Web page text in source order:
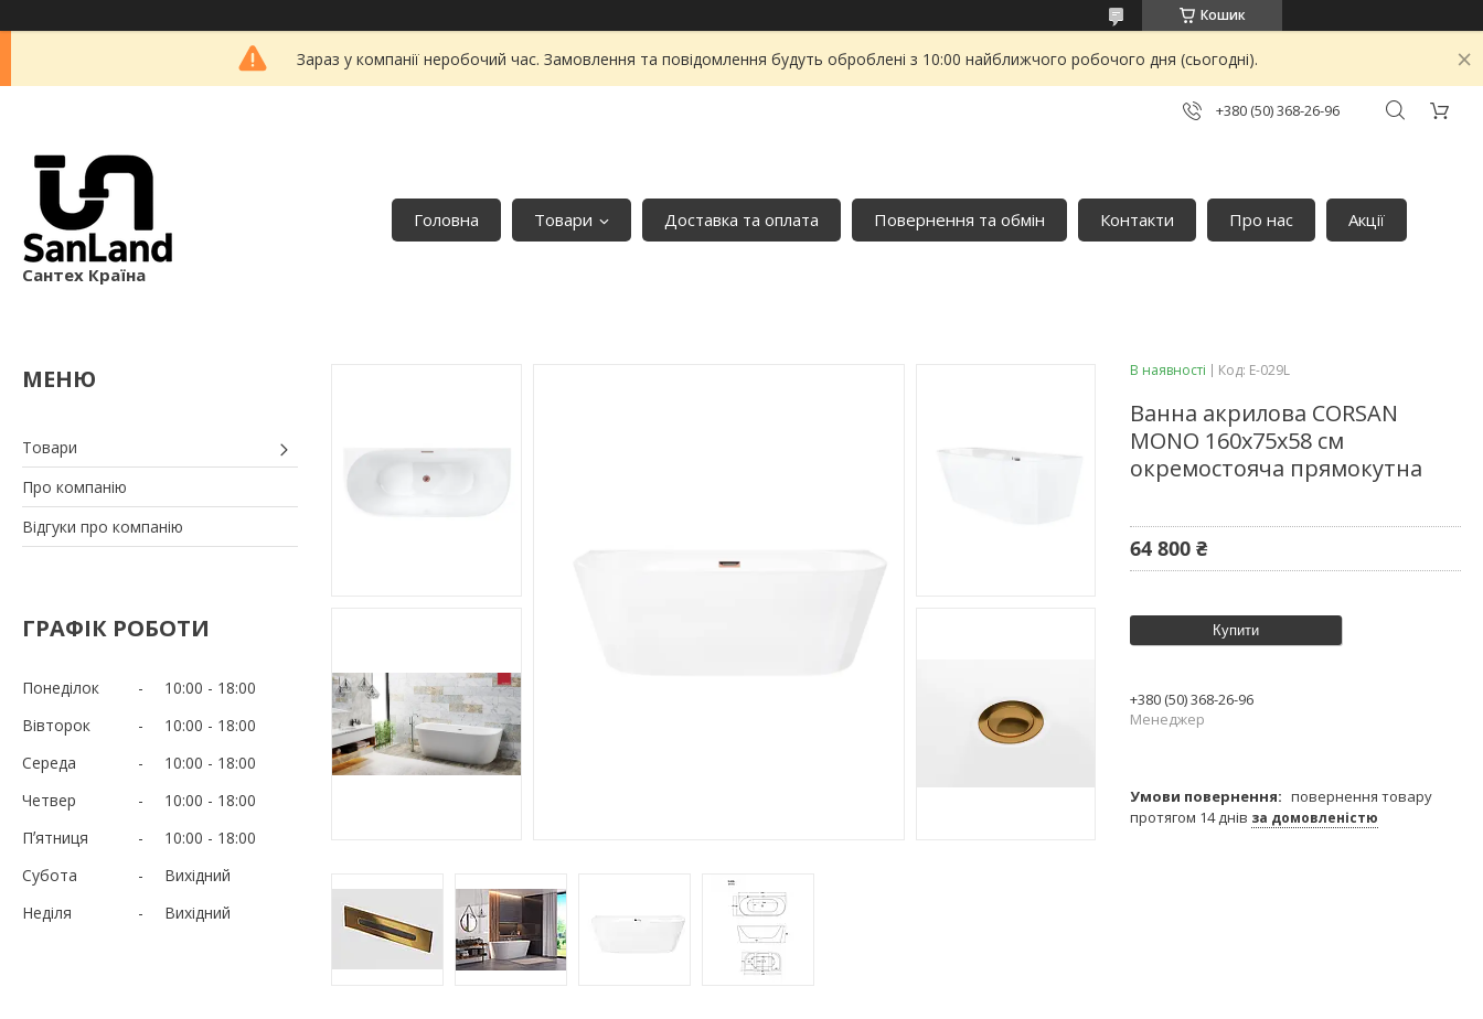
Кошик
Зараз у компанії неробочий час. Замовлення та повідомлення будуть оброблені з 10:00 найближчого робочого дня (сьогодні).
+380 (50) 368-26-96
Сантех Країна
Головна Товари Доставка та оплата Повернення та обмін Контакти Про нас Акції
Товари
Про компанію
Відгуки про компанію
ГРАФІК РОБОТИ
Понеділок 10:00
18:00
Вівторок
10:00
18:00
Середа
10:00
18:00
Четвер
10:00
18:00
Пʼятниця
10:00
18:00
Субота
Вихідний
Неділя
Вихідний
В наявності Код: E-029L
Ванна акрилова CORSAN
MONO 160х75х58 см
окремостояча прямокутна
64 800 ₴
Купити
+380 (50) 368-26-96
Менеджер
повернення товару
протягом 14 днів за домовленістю